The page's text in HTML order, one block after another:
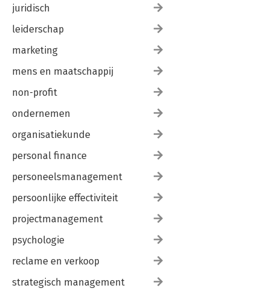
juridisch
leiderschap
marketing
mens en maatschappij
non-profit
ondernemen
organisatiekunde
personal finance
personeelsmanagement
persoonlijke effectiviteit
projectmanagement
psychologie
reclame en verkoop
strategisch management